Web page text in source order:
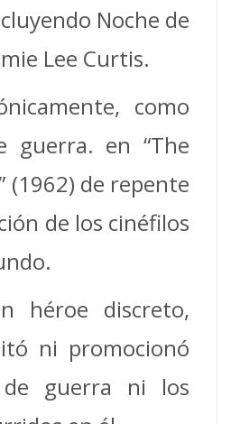
Noche de
Lee Curtis.
como
guerra. en “The
(1962) de repente
de los cinéfilos
héroe discreto,
ni promocionó
guerra ni los